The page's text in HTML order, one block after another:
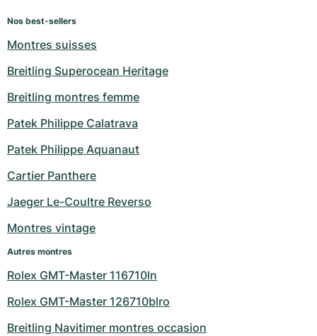
Nos best-sellers
Montres suisses
Breitling Superocean Heritage
Breitling montres femme
Patek Philippe Calatrava
Patek Philippe Aquanaut
Cartier Panthere
Jaeger Le-Coultre Reverso
Montres vintage
Autres montres
Rolex GMT-Master 116710ln
Rolex GMT-Master 126710blro
Breitling Navitimer montres occasion